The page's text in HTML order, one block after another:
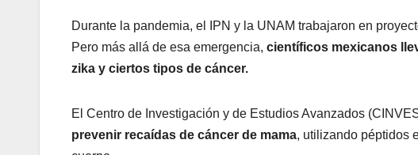
Durante la pandemia, el IPN y la UNAM trabajaron en
Pero más allá de esa emergencia, científicos mexicanos
zika y ciertos tipos de cáncer.
El Centro de Investigación y de Estudios Avanzados
prevenir recaídas de cáncer de mama, utilizando péptidos